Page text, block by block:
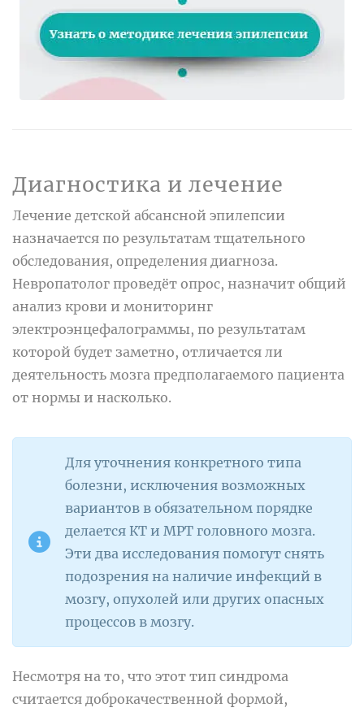
Диагностика и лечение
Лечение детской абсансной эпилепсии
назначается по результатам тщательного
обследования, определения диагноза.
Невропатолог проведёт опрос, назначит общий
анализ крови и мониторинг
электроэнцефалограммы, по результатам
которой будет заметно, отличается ли
деятельность мозга предполагаемого пациента
от нормы и насколько.
Для уточнения конкретного типа
болезни, исключения возможных
вариантов в обязательном порядке
делается КТ и МРТ головного мозга.
Эти два исследования помогут снять
подозрения на наличие инфекций в
мозгу, опухолей или других опасных
процессов в мозгу.
Несмотря на то, что этот тип синдрома
считается доброкачественной формой,